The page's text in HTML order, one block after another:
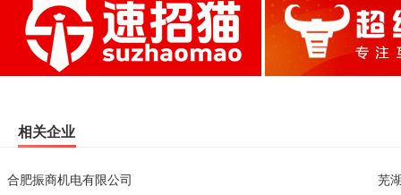
相关企业
合肥振商机电有限公司
芜